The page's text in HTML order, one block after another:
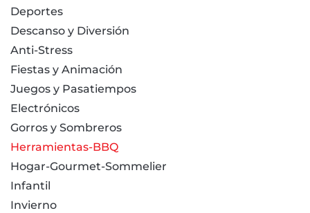
Deportes
Descanso y Diversión
Anti-Stress
Fiestas y Animación
Juegos y Pasatiempos
Electrónicos
Gorros y Sombreros
Herramientas-BBQ
Hogar-Gourmet-Sommelier
Infantil
Invierno